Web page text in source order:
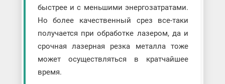
быстрее и с меньшими энергозатратами.
Но более качественный срез все-таки
получается при обработке лазером, да и
срочная лазерная резка металла тоже
может осуществляться в кратчайшее
время.